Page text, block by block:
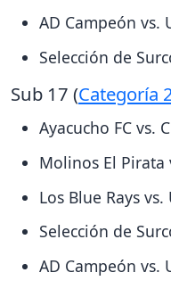
AD Campeón vs.
Selección de
Sub 17 (Categoría
Ayacucho FC vs.
Molinos El Pirata
Los Blue Rays
Selección de
AD Campeón vs.